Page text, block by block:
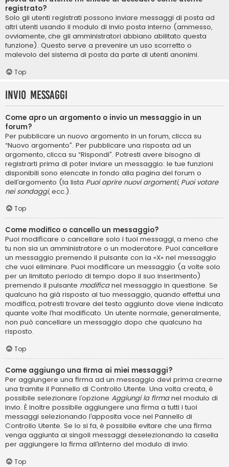
registrato?
Solo gli utenti registrati possono inviare messaggi di posta ad
altri utenti usando il modulo di invio posta interno (ammesso,
ovviamente, che gli amministratori abbiano abilitato questa
funzione). Questo serve a prevenire un uso scorretto o
malevolo del sistema di posta da parte di utenti anonimi.
Top
Invio Messaggi
Come apro un argomento o invio un messaggio in un
forum?
Per pubblicare un nuovo argomento in un forum, clicca su
“Nuovo argomento”. Per pubblicare una risposta ad un
argomento, clicca su “Rispondi”. Potresti avere bisogno di
registrarti prima di poter inviare un messaggio: le tue funzioni
disponibili sono elencate in fondo alla pagina del forum o
dell’argomento (la lista Puoi aprire nuovi argomenti, Puoi votare
nei sondaggi, ecc.).
Top
Come modifico o cancello un messaggio?
Puoi modificare o cancellare solo i tuoi messaggi, a meno che
tu non sia un amministratore o un moderatore. Puoi cancellare
un messaggio premendo il pulsante con la «X» nel messaggio
che vuoi eliminare. Puoi modificare un messaggio (a volte solo
per un limitato periodo di tempo dopo il suo inserimento)
premendo il pulsante modificanel messaggio in questione. Se
qualcuno ha già risposto al tuo messaggio, quando effettui una
modifica, potresti trovare del testo aggiunto dove viene indicato
quante volte l’hai modificato. Un utente normale, generalmente,
non può cancellare un messaggio dopo che qualcuno ha
risposto.
Top
Come aggiungo una firma ai miei messaggi?
Per aggiungere una firma ad un messaggio devi prima crearne
una tramite il Pannello di Controllo Utente. Una volta creata, è
possibile selezionare l’opzione Aggiungi la firmanel modulo di
invio. È inoltre possibile aggiungere una firma a tutti i tuoi
messaggi selezionando l’apposita voce nel Pannello di
Controllo Utente. Se lo si fa, è possibile evitare che una firma
venga aggiunta ai singoli messaggi deselezionando la casella
per aggiungere la firma all’interno del modulo di invio.
Top